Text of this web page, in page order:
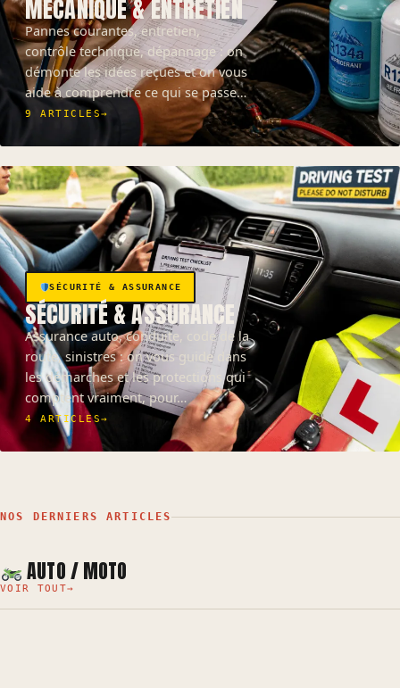
MÉCANIQUE & ENTRETIEN
Pannes courantes, entretien,
contrôle technique, dépannage : on
démonte les idées reçues et on vous
aide à comprendre ce qui se passe…
9 ARTICLES→
SÉCURITÉ & ASSURANCE
SÉCURITÉ & ASSURANCE
Assurance auto, conduite, code de la
route, sinistres : on vous guide dans
les démarches et les protections qui
comptent vraiment, pour…
4 ARTICLES→
NOS DERNIERS ARTICLES
AUTO / MOTO
VOIR TOUT→